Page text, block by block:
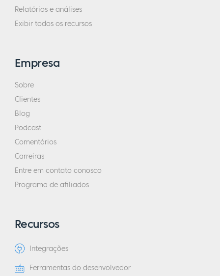
Relatórios e análises
Exibir todos os recursos
Empresa
Sobre
Clientes
Blog
Podcast
Comentários
Carreiras
Entre em contato conosco
Programa de afiliados
Recursos
Integrações
Ferramentas do desenvolvedor